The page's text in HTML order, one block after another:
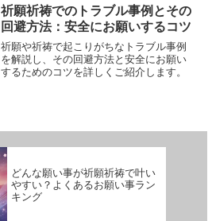
なく実践できるようになるガイドです。
祈願祈祷でのトラブル事例とその
回避方法：安全にお願いするコツ
祈願や祈祷で起こりがちなトラブル事例
を解説し、その回避方法と安全にお願い
するためのコツを詳しくご紹介します。
どんな願い事が祈願祈祷で叶い
やすい？よくあるお願い事ラン
キング